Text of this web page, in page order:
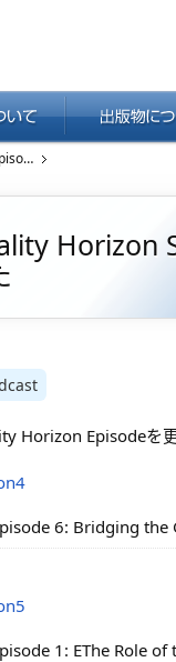
Quality Horizon Season4 Episode6, Season5 Episode1および2を公開しました
Horizon
Horizon Episodeを更
6: Bridging the
1: EThe Role